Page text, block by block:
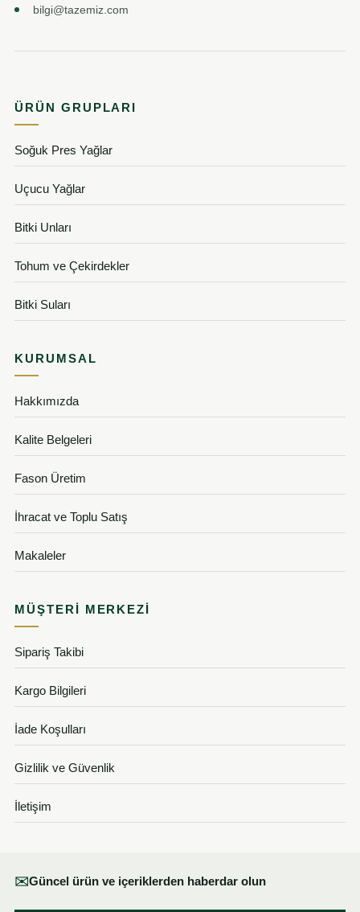
bilgi@tazemiz.com
ÜRÜN GRUPLARI
Soğuk Pres Yağlar
Uçucu Yağlar
Bitki Unları
Tohum ve Çekirdekler
Bitki Suları
KURUMSAL
Hakkımızda
Kalite Belgeleri
Fason Üretim
İhracat ve Toplu Satış
Makaleler
MÜŞTERI MERKEZI
Sipariş Takibi
Kargo Bilgileri
İade Koşulları
Gizlilik ve Güvenlik
İletişim
✉Güncel ürün ve içeriklerden haberdar olun